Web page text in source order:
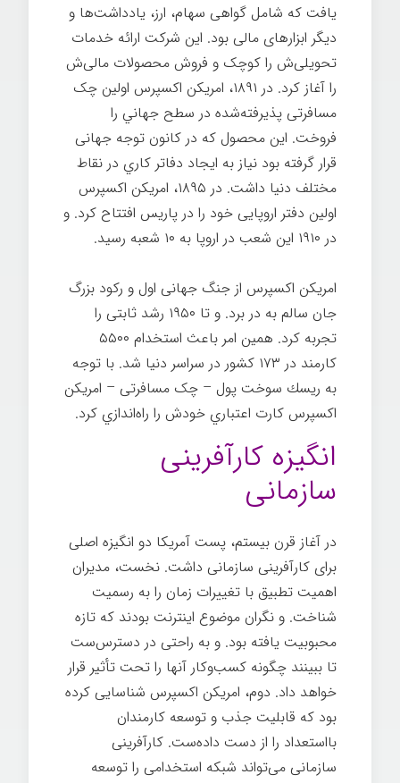
یافت که شامل گواهی سهام، ارز، یادداشت‌ها و
دیگر ابزارهای مالی بود. این شرکت ارائه خدمات
تحویلی‌ش را کوچک و فروش محصولات مالی‌ش
را آغاز کرد. در ۱۸۹۱، امريكن اکسپرس اولین چک
مسافرتی پذیرفته‌شده در سطح جهاني را
فروخت. این محصول كه در كانون توجه جهانی
قرار گرفته بود نیاز به ایجاد دفاتر كاري در نقاط
مختلف دنیا داشت. در ۱۸۹۵، امريكن اکسپرس
اولین دفتر اروپایی خود را در پاریس افتتاح کرد. و
در ۱۹۱۰ این شعب در اروپا به ۱۰ شعبه رسید.
امریكن اكسپرس از جنگ جهانی اول و رکود بزرگ
جان سالم به در برد. و تا ۱۹۵۰ رشد ثابتی را
تجربه کرد. همين امر باعث استخدام ۵۵۰۰
کارمند در ۱۷۳ کشور در سراسر دنيا شد. با توجه
به ريسك سوخت پول – چک مسافرتی – امريكن
اکسپرس کارت اعتباري خودش را راه‌اندازي کرد.
انگیزه کارآفرینی
سازمانی
در آغاز قرن بيستم، پست آمریکا دو انگیزه اصلی
برای کارآفرینی سازمانی داشت. نخست، مدیران
اهمیت تطبیق با تغییرات زمان را به رسمیت
شناخت. و نگران موضوع اینترنت بودند که تازه
محبوبیت‌ یافته بود. و به راحتی در دسترس‌ست
تا ببينند چگونه کسب‌وکار آنها را تحت تأثیر قرار
خواهد داد. دوم، امریكن اکسپرس شناسایی کرده
بود که قابلیت جذب و توسعه کارمندان
بااستعداد را از دست داده‌ست. کارآفرینی
سازمانی می‌تواند شبکه استخدامی را توسعه